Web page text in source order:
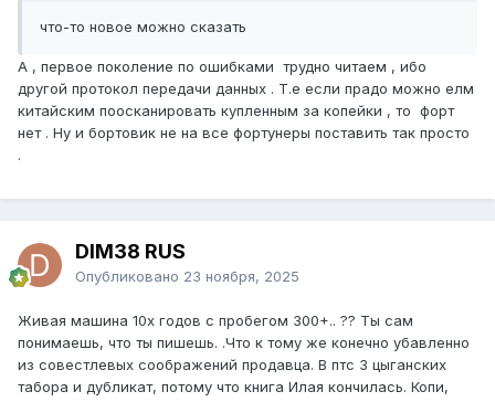
что-то новое можно сказать
А , первое поколение по ошибками трудно читаем , ибо
другой протокол передачи данных . Т.е если прадо можно елм
китайским поосканировать купленным за копейки , то форт
нет . Ну и бортовик не на все фортунеры поставить так просто
.
DIM38 RUS
Опубликовано 23 ноября, 2025
Живая машина 10х годов с пробегом 300+.. ?? Ты сам
понимаешь, что ты пишешь. .Что к тому же конечно убавленно
из совестлевых соображений продавца. В птс 3 цыганских
табора и дубликат, потому что книга Илая кончилась. Копи,